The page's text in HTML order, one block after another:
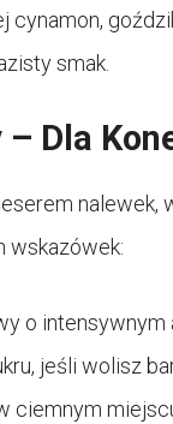
smak.
Dla
wskazówek:
o intensywnym
jeśli wolisz